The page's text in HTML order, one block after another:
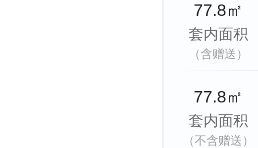
77.8㎡
套内面积
（含赠送）
77.8㎡
套内面积
（不含赠送）